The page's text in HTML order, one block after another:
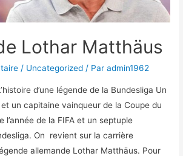
Lothar Matthäus
/ Uncategorized / Paradmin1962
d’une légende de la Bundesliga Un
et un capitaine vainqueur de la Coupe du
l’année de la FIFA et un septuple
On revient sur la carrière
allemande Lothar Matthäus. Pour